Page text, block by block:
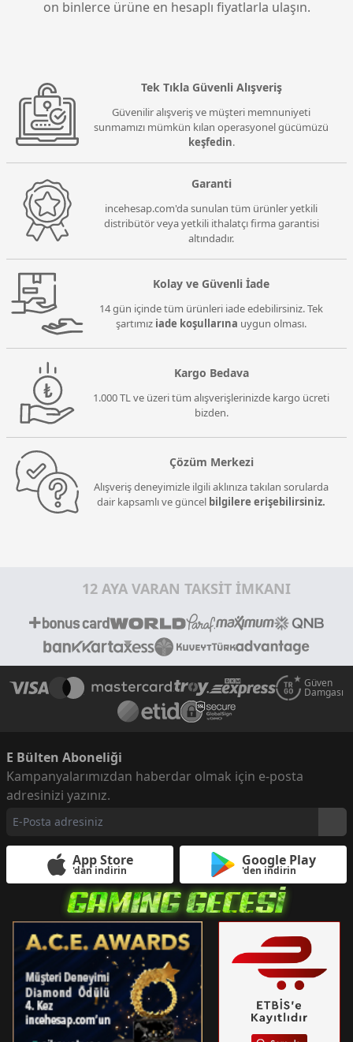
olmadığınız fark edeceksiniz.
on binlerce ürüne en hesaplı fiyatlarla ulaşın.
Tek Tıkla Güvenli Alışveriş
Güvenilir alışveriş ve müşteri memnuniyeti
sunmamızı mümkün kılan operasyonel gücümüzü
keşfedin.
Garanti
incehesap.com'da sunulan tüm ürünler yetkili
distribütör veya yetkili ithalatçı firma garantisi
altındadır.
Kolay ve Güvenli İade
14 gün içinde tüm ürünleri iade edebilirsiniz. Tek
şartımız iade koşullarına uygun olması.
Kargo Bedava
1.000 TL ve üzeri tüm alışverişlerinizde kargo ücreti
bizden.
Çözüm Merkezi
Alışveriş deneyimizle ilgili aklınıza takılan sorularda
dair kapsamlı ve güncel bilgilere erişebilirsiniz.
12 AYA VARAN TAKSİT İMKANI
Güven
Damgası
E Bülten Aboneliği
Kampanyalarımızdan haberdar olmak için e-posta
adresinizi yazınız.
App Store
'dan indirin
Google Play
'den indirin